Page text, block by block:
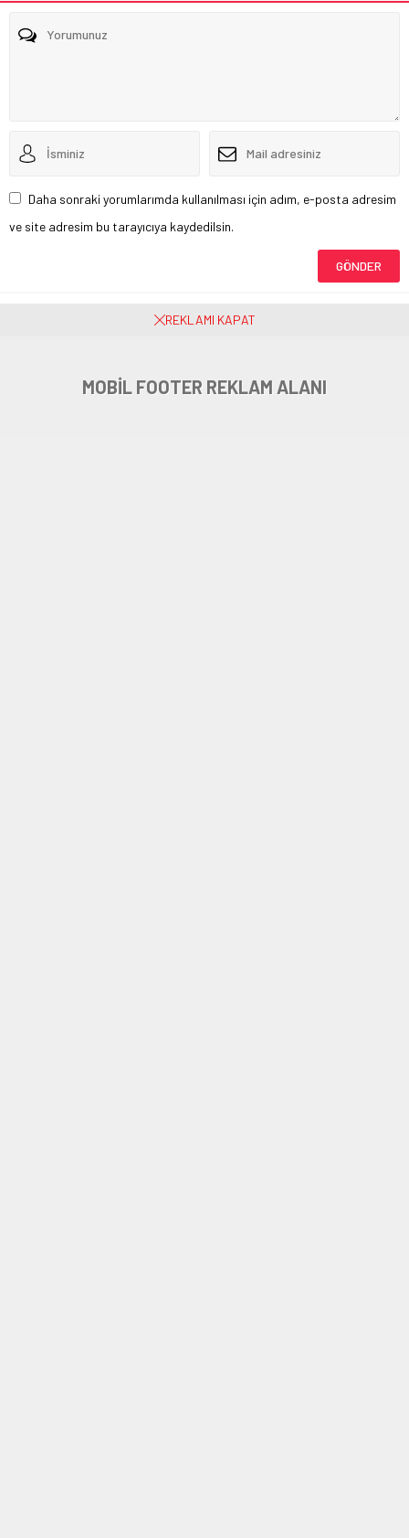
Daha sonraki yorumlarımda kullanılması için adım, e-posta adresim
ve site adresim bu tarayıcıya kaydedilsin.
Henüz yorum yapılmamış. İlk yorumu yukarıdaki form aracılığıyla siz
REKLAMI KAPAT
MOBİL FOOTER REKLAM ALANI